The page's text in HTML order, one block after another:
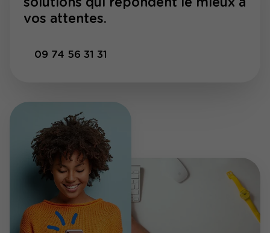
solutions qui répondent le mieux à
vos attentes.
09 74 56 31 31